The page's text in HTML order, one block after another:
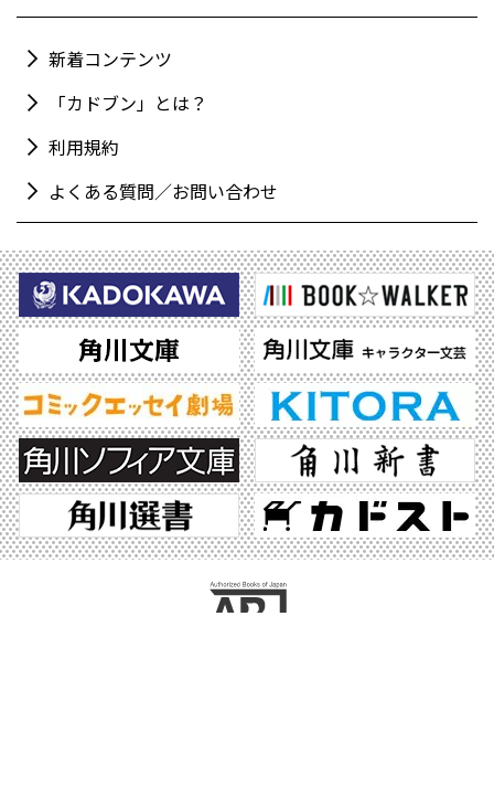
新着コンテンツ
「カドブン」とは？
利用規約
よくある質問／お問い合わせ